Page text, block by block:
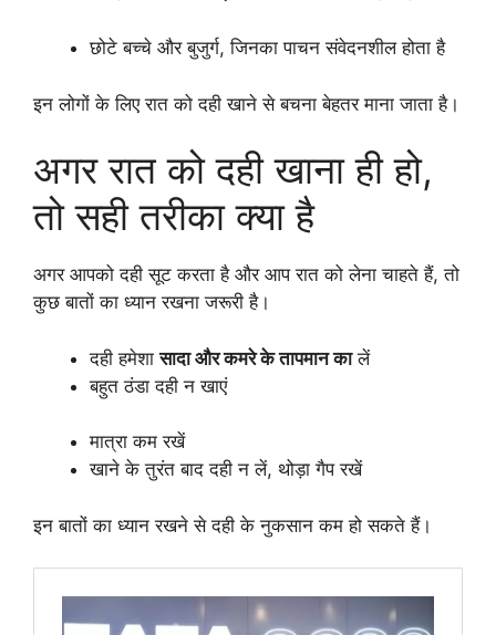
छोटे बच्चे और बुजुर्ग, जिनका पाचन संवेदनशील होता है
इन लोगों के लिए रात को दही खाने से बचना बेहतर माना जाता है।
अगर रात को दही खाना ही हो,
तो सही तरीका क्या है
अगर आपको दही सूट करता है और आप रात को लेना चाहते हैं, तो
कुछ बातों का ध्यान रखना जरूरी है।
दही हमेशासादा और कमरे के तापमान कालें
बहुत ठंडा दही न खाएं
मात्रा कम रखें
खाने के तुरंत बाद दही न लें, थोड़ा गैप रखें
इन बातों का ध्यान रखने से दही के नुकसान कम हो सकते हैं।